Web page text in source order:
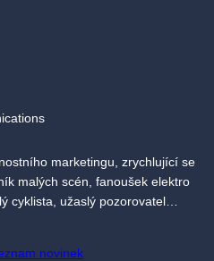
marketingu, zrychlující se
malých scén, fanoušek elektro
cyklista, užaslý pozorovatel…
novinek